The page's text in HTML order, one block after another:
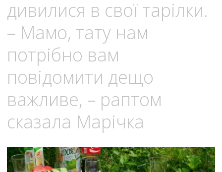
дивилися в свої тарілки.
– Мамо, тату нам
потрібно вам
повідомити дещо
важливе, – раптом
сказала Марічка